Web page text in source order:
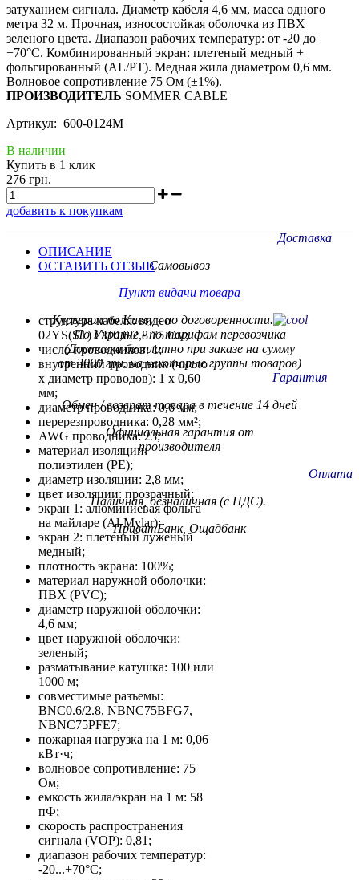
затуханием сигнала. Диаметр кабеля 4,6 мм, масса одного
метра 32 м. Прочная, износостойкая оболочка из ПВХ
зеленого цвета. Диапазон рабочих температур: от -20 до
+70°C. Комбинированный экран: плетеный медный +
фольгированный (AL/PT). Медная жила диаметром 0,6 мм.
Волновое сопротивление 75 Ом (±1%).
ПРОИЗВОДИТЕЛЬ SOMMER CABLE
Артикул: 600-0124M
В наличии
Купить в 1 клик
276 грн.
добавить к покупкам
Доставка
Самовывоз
Пункт видачи товара
Курьером по Киеву - по договоренности.
По Украине - по тарифам перевозчика
(Доставка бесплатно при заказе на сумму
от 3000 грн. на некоторые группы товаров)
Гарантия
Обмен / возврат товара в течение 14 дней
Официальная гарантия от
производителя
Оплата
Наличная, безналичная (с НДС).
ПриватБанк, Ощадбанк
ОПИСАНИЕ
ОСТАВИТЬ ОТЗЫВ
структура кабеля: видео
02YS(ST) CH0,6/2,8 75 Ом;
число проводников: 1;
внутренний проводник (число
x диаметр проводов): 1 x 0,60
мм;
диаметр проводника: 0,6 мм;
перерезпроводника: 0,28 мм²;
AWG проводника: 23;
материал изоляции:
полиэтилен (PE);
диаметр изоляции: 2,8 мм;
цвет изоляции: прозрачный;
экран 1: алюминиевая фольга
на майларе (Al-Mylar);
экран 2: плетеный луженый
медный;
плотность экрана: 100%;
материал наружной оболочки:
ПВХ (PVC);
диаметр наружной оболочки:
4,6 мм;
цвет наружной оболочки:
зеленый;
разматывание катушка: 100 или
1000 м;
совместимые разъемы:
BNC0.6/2.8, NBNC75BFG7,
NBNC75PFE7;
пожарная нагрузка на 1 м: 0,06
кВт·ч;
волновое сопротивление: 75
Ом;
емкость жила/экран на 1 м: 58
пФ;
скорость распространения
сигнала (VOP): 0,81;
диапазон рабочих температур:
-20...+70°C;